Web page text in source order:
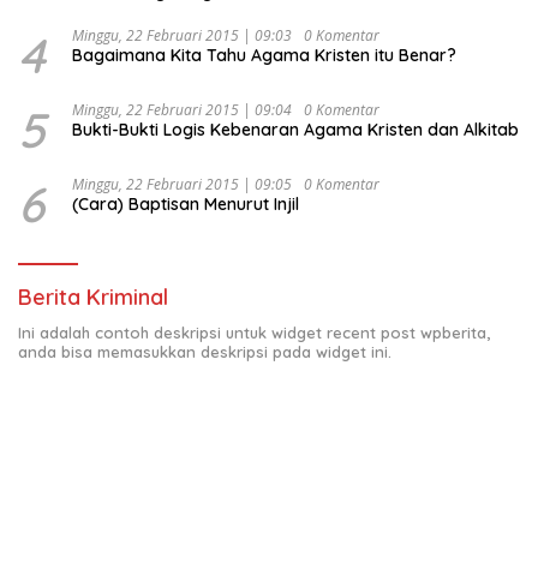
4 Minggu, 22 Februari 2015 | 09:03 0 Komentar
Bagaimana Kita Tahu Agama Kristen itu Benar?
5 Minggu, 22 Februari 2015 | 09:04 0 Komentar
Bukti-Bukti Logis Kebenaran Agama Kristen dan Alkitab
6 Minggu, 22 Februari 2015 | 09:05 0 Komentar
(Cara) Baptisan Menurut Injil
Berita Kriminal
Ini adalah contoh deskripsi untuk widget recent post wpberita,
anda bisa memasukkan deskripsi pada widget ini.